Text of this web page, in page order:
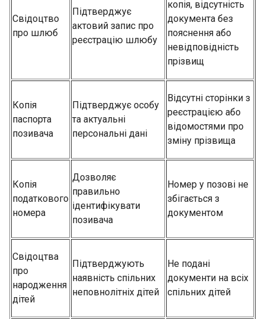
Свідоцтво
про шлюб
Підтверджує
актовий запис про
реєстрацію шлюбу
копія, відсутність
документа без
пояснення або
невідповідність
прізвищ
Копія
паспорта
позивача
Підтверджує особу
та актуальні
персональні дані
Відсутні сторінки з
реєстрацією або
відомостями про
зміну прізвища
Копія
податкового
номера
Дозволяє
правильно
ідентифікувати
позивача
Номер у позові не
збігається з
документом
Свідоцтва
про
народження
дітей
Підтверджують
наявність спільних
неповнолітніх дітей
Не подані
документи на всіх
спільних дітей